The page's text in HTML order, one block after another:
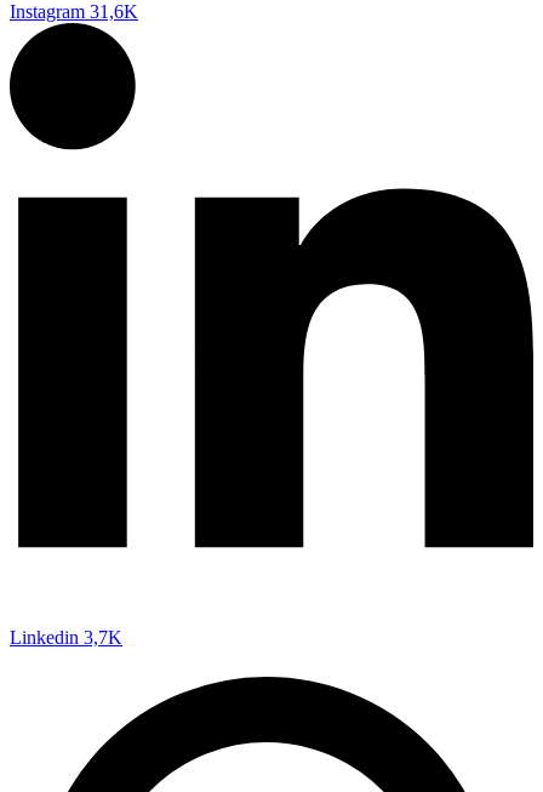
Instagram 31,6K
Linkedin 3,7K